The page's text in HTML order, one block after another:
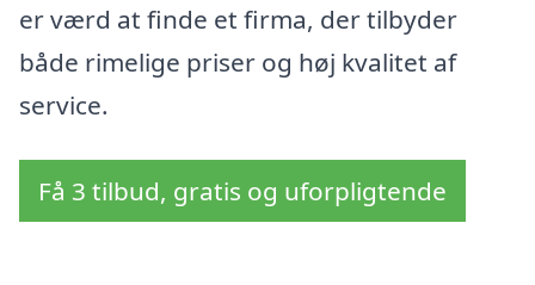
er værd at finde et firma, der tilbyder
både rimelige priser og høj kvalitet af
service.
Få 3 tilbud, gratis og uforpligtende